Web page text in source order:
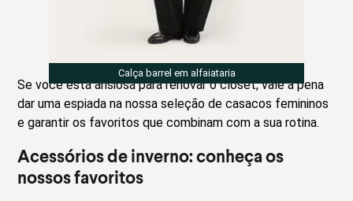
Calça barrel em alfaiataria
Se você está ansiosa para renovar o closet, vale a pena
dar uma espiada na nossa seleção de casacos femininos
e garantir os favoritos que combinam com a sua rotina.
Acessórios de inverno: conheça os
nossos favoritos